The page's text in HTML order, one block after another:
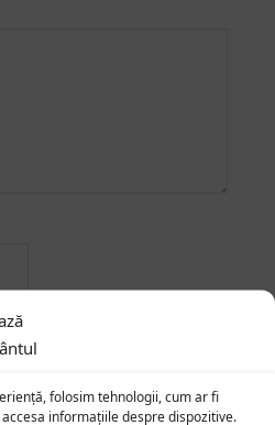
folosim tehnologii, cum ar fi
informațiile despre dispozitive.